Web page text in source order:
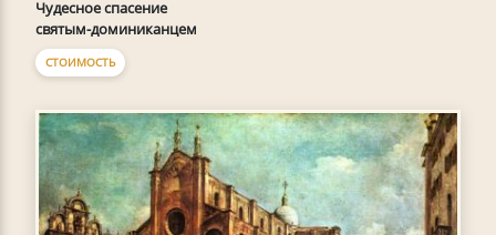
Чудесное спасение
святым-доминиканцем
СТОИМОСТЬ